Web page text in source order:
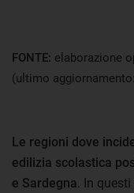
FONTE: elaborazione
(ultimo
Le regioni dove
edilizia scolastica
e Sardegna. In